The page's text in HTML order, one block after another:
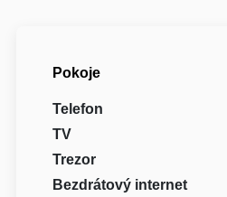
Pokoje
Telefon
TV
Trezor
Bezdrátový internet